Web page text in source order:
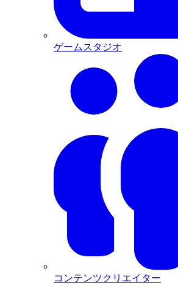
ゲームスタジオ
コンテンツクリエイター